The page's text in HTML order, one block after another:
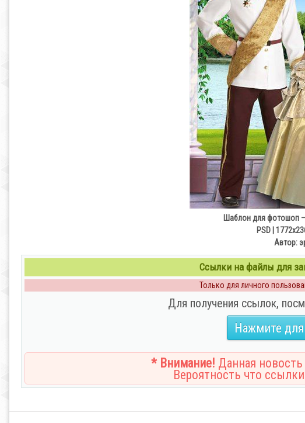
Шаблон для фотошоп
PSD |
Автор:
Ссылки на файлы для
Только для личного
Для получения ссылок,
Нажмите
* Внимание! Данная новость
Вероятность что